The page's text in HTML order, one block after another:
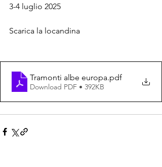
3-4 luglio 2025
Scarica la locandina
Tramonti albe europa.pdf
Download PDF • 392KB